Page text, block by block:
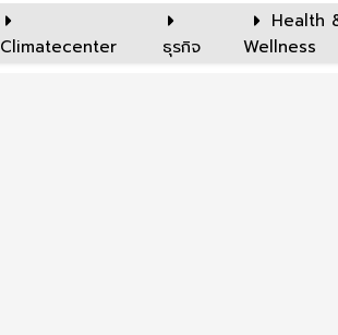
Climatecenter ธุรกิจ
Health
Wellness